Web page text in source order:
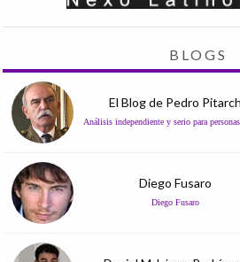
BLOGS
El Blog de Pedro Pitarch
Análisis independiente y serio para
Diego Fusaro
Diego Fusaro